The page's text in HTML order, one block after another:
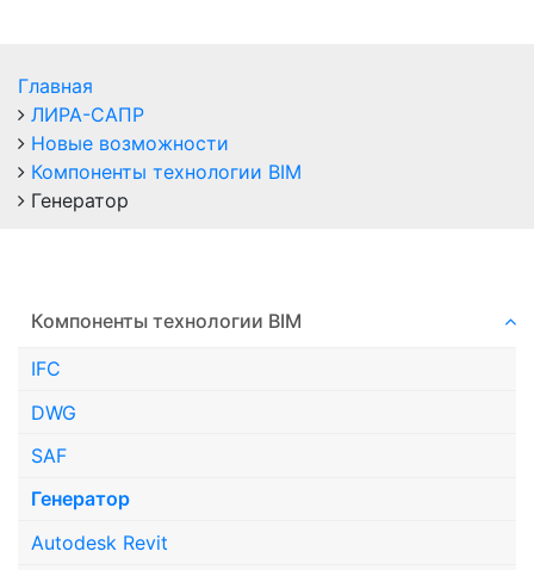
Главная
ЛИРА-САПР
Новые возможности
Компоненты технологии ВIM
Генератор
Компоненты технологии ВIM
IFC
DWG
SAF
Генератор
Autodesk Revit